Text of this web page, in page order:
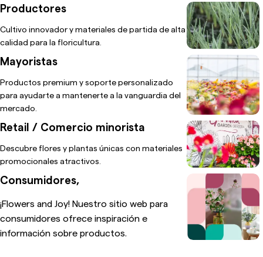
Productores
Cultivo innovador y materiales de partida de alta
calidad para la floricultura.
Mayoristas
Productos premium y soporte personalizado
para ayudarte a mantenerte a la vanguardia del
mercado.
Retail / Comercio minorista
Descubre flores y plantas únicas con materiales
promocionales atractivos.
Consumidores,
¡Flowers and Joy! Nuestro sitio web para
consumidores ofrece inspiración e
información sobre productos.